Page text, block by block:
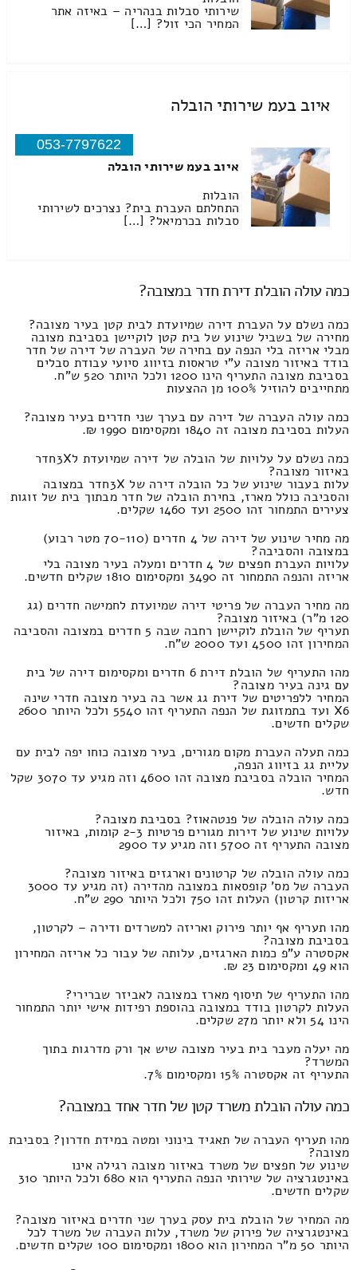
שירותי סבלות בנהריה – באיזה אתר
המחיר הכי זול? […]
איוב בעמ שירותי הובלה
053-7797622
איוב בעמ שירותי הובלה
הובלות
התחלתם העברת בית? נצרכים לשירותי
סבלות בכרמיאל? […]
כמה עולה הובלת דירת חדר במצובה?
כמה נשלם על העברת דירה שמיועדת לבית קטן בעיר מצובה?
מחירה של בשביל שינוע של בית קטן לוקיישן בסביבת מצובה
מבלי אריזה בלי הנפה עם בחירה של העברה של דירה של חדר
בודד באיזור מצובה ע"י טראסות בזיווג סיועי עבודת סבלים
בסביבת מצובה התעריף הינו 1200 ולכל היותר 520 ש"ח.
מתחייבים להוזיל 100% מן ההצעות
כמה עולה העברה של דירה עם בערך שני חדרים בעיר מצובה?
העלות בסביבת מצובה זה 1840 ומקסימום 1990 ₪.
כמה נשלם על עלויות של הובלה של דירה שמיועדת ל3Xחדר
באיזור מצובה?
עלות בעבור שינוע של כל הובלה דירה של 3Xחדר במצובה
והסביבה כולל מארז, בחירת הובלה של חדר מבתוך בית של זוגות
צעירים התמחור זהו 2500 ועד 1460 שקלים.
מה מחיר שינוע של דירה של 4 חדרים (70-110 מטר רבוע)
במצובה והסביבה?
עלויות העברת חפצים של 4 חדרים ומעלה בעיר מצובה בלי
אריזה והנפה התמחור זה 3490 ומקסימום 1810 שקלים חדשים.
מה מחיר העברה של פריטי דירה שמיועדת לחמישה חדרים (גג
120 מ"ר) באיזור מצובה?
תעריף של הובלת לוקיישן רחבה שבה 5 חדרים במצובה והסביבה
המחירון זהו 4500 ועד 2000 ש"ח.
מהו התעריף של הובלת דירת 6 חדרים ומקסימום דירה של בית
עם גינה בעיר מצובה?
המחיר ללפריטים של דירת גג אשר בה בעיר מצובה חדרי שינה
X6 ועד בתמזוגת של הנפה התעריף זהו 5540 ולכל היותר 2600
שקלים חדשים.
כמה תעלה העברת מקום מגורים, בעיר מצובה כוחו יפה לבית עם
עליית גג בזיווג הנפה,
המחיר הובלה בסביבת מצובה זהו 4600 וזה מגיע עד 3070 שקל
חדש.
כמה עולה הובלה של פנטהאוז? בסביבת מצובה?
עלויות שינוע של דירות מגורים פרטיות 2-3 קומות, באיזור
מצובה התעריף זה 5700 וזה מגיע עד 2900
כמה עולה הובלה של קרטונים וארגזים באיזור מצובה?
העברה של מס' קופסאות במצובה מהדירה (זה מגיע עד 3000
אריזות קרטון) העלות זהו 750 ולכל היותר 290 ש"ח.
מהו תעריף אף יותר פירוק ואריזה למשרדים ודירה – לקרטון,
בסביבת מצובה?
אקסטרה ע"פ כמות הארגזים, עלותה של עבור כל אריזה המחירון
הוא 49 ומקסימום 23 ₪.
מהו התעריף של תיסוף מארז במצובה לאביזר שברירי?
העלות לקרטון בודד במצובה בהוספת רפידות אישי יותר התמחור
הינו 54 ולא יותר מ27 שקלים.
מה יעלה מעבר בית בעיר מצובה שיש אך ורק מדרגות בתוך
המשרד?
התעריף זה אקסטרה 15% ומקסימום 7%.
כמה עולה הובלת משרד קטן של חדר אחד במצובה?
מהו תעריף העברה של תאגיד בינוני ומטה במידת חדרון? בסביבת
מצובה?
שינוע של חפצים של משרד באיזור מצובה רגילה אינו
באינטגרציה של שירותי הנפה התעריף הוא 680 ולכל היותר 310
שקלים חדשים.
מה המחיר של הובלת בית עסק בערך שני חדרים באיזור מצובה?
באינטגרציה של פירוק של משרד, עלות העברה של משרד לכל
היותר 50 מ"ר המחירון הוא 1800 ומקסימום 100 שקלים חדשים.